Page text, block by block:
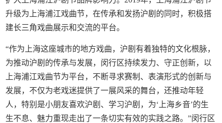
升级为上海浦江戏曲节，在传承和发扬沪剧的同时，积极搭
建长三角戏曲展示和交流的平台。
“作为上海这座城市的地方戏曲，沪剧有着独特的文化根脉，
为推动沪剧的传承与发展，闵行区持续发力、守正创新，以
上海浦江戏曲节为平台，不断寻求赛制、表演形式的创新与
发展，不仅为老戏迷提供了一展风采的舞台，还推动年轻
人，特别是小朋友喜欢沪剧、学习沪剧，为‘上海乡音’的生
生不息、魅力重现走出了一条切实有效的实践之路。”闵行区